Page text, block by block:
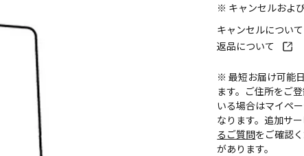
※ キャンセルおよ
キャンセルについて
返品について
※ 最短お届け可能
ます。ご住所をご
いる場合はマイペ
なります。追加サ
るご質問をご確認
があります。